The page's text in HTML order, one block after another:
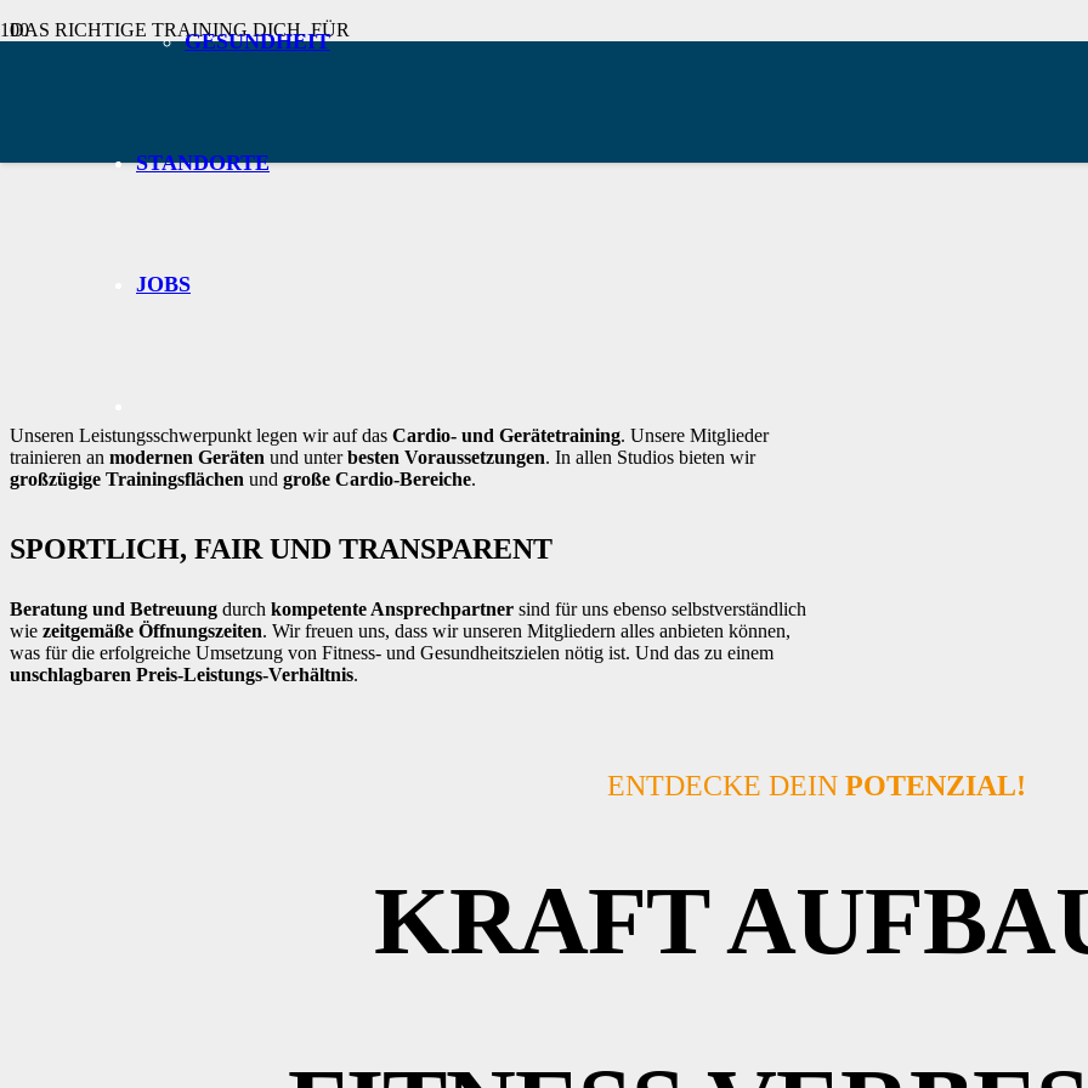
GESUNDHEIT
STANDORTE
JOBS
DAS RICHTIGE TRAINING DICH. FÜR
Unseren Leistungsschwerpunkt legen wir auf das Cardio- und Gerätetraining. Unsere Mitglieder
trainieren an modernen Geräten und unterbesten Voraussetzungen. In allen Studios bieten wir
großzügige Trainingsflächen und große Cardio-Bereiche.
SPORTLICH, FAIR UND TRANSPARENT
Beratung und Betreuung durch kompetente Ansprechpartner sind für uns ebenso selbstverständlich
wie zeitgemäße Öffnungszeiten. Wir freuen uns, dass wir unseren Mitgliedern alles anbieten können,
was für die erfolgreiche Umsetzung von Fitness- und Gesundheitszielen nötig ist. Und das zu einem
unschlagbaren Preis-Leistungs-Verhältnis.
ENTDECKE DEIN POTENZIAL!
KRAFT